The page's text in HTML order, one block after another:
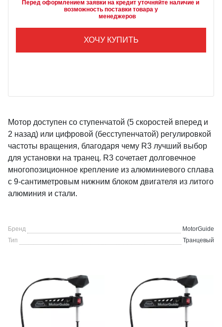
Перед оформлением заявки на кредит уточняйте наличие и
возможность поставки товара у
        менеджеров
ХОЧУ КУПИТЬ
Мотор доступен со ступенчатой (5 скоростей вперед и
2 назад) или цифровой (бесступенчатой) регулировкой
частоты вращения, благодаря чему R3 лучший выбор
для установки на транец. R3 сочетает долговечное
многопозиционное крепление из алюминиевого сплава
с 9-сантиметровым нижним блоком двигателя из литого
алюминия и стали.
Бренд
MotorGuide
Тип
Транцевый